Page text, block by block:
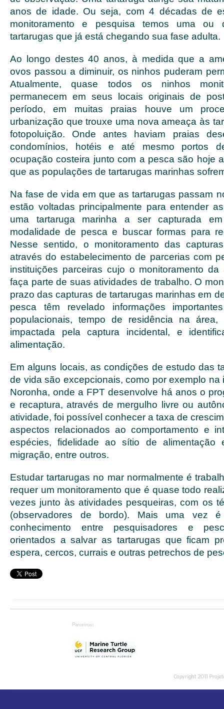
anos de idade. Ou seja, com 4 décadas de
monitoramento e pesquisa temos uma ou
tartarugas que já está chegando sua fase adulta.
Ao longo destes 40 anos, à medida que a
ovos passou a diminuir, os ninhos puderam
Atualmente, quase todos os ninhos
permanecem em seus locais originais de
período, em muitas praias houve um
urbanização que trouxe uma nova ameaça às
fotopoluição. Onde antes haviam praias
condomínios, hotéis e até mesmo portos
ocupação costeira junto com a pesca são hoje
que as populações de tartarugas marinhas
Na fase de vida em que as tartarugas passam
estão voltadas principalmente para entender
uma tartaruga marinha a ser capturada
modalidade de pesca e buscar formas para
Nesse sentido, o monitoramento das
através do estabelecimento de parcerias com
instituições parceiras cujo o monitoramento da
faça parte de suas atividades de trabalho. O
prazo das capturas de tartarugas marinhas em
pesca têm revelado informações
populacionais, tempo de residência na
impactada pela captura incidental, e
alimentação.
Em alguns locais, as condições de estudo das
de vida são excepcionais, como por exemplo na
Noronha, onde a FPT desenvolve há anos o
e recaptura, através de mergulho livre ou
atividade, foi possível conhecer a taxa de
aspectos relacionados ao comportamento e
espécies, fidelidade ao sítio de alimentação
migração, entre outros.
Estudar tartarugas no mar normalmente é
requer um monitoramento que é quase todo
vezes junto às atividades pesqueiras, com os
(observadores de bordo). Mais uma vez é
conhecimento entre pesquisadores e
orientados a salvar as tartarugas que ficam
espera, cercos, currais e outras petrechos de